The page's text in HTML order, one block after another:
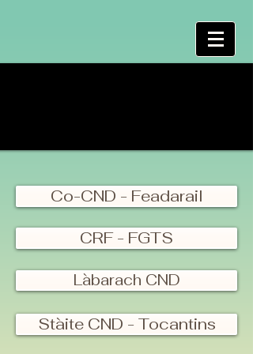
Co-CND - Feadarail
CRF - FGTS
Làbarach CND
Stàite CND - Tocantins